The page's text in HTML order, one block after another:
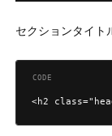
セクションタイト
<h2